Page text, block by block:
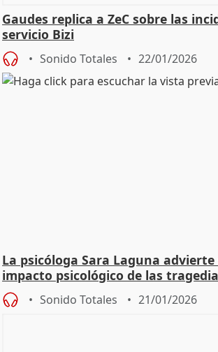
Gaudes replica a ZeC sobre las
servicio Bizi
Sonido Totales 22/01/2026
La psicóloga Sara Laguna advierte
impacto psicológico de las
Sonido Totales 21/01/2026